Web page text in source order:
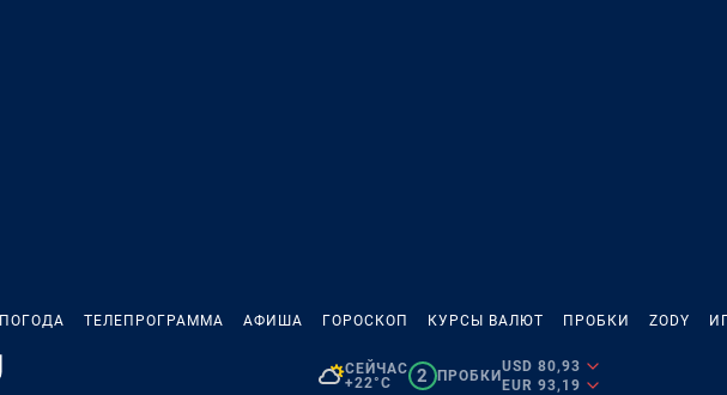
ПОГОДА ТЕЛЕПРОГРАММА АФИША ГОРОСКОП КУРСЫ ВАЛЮТ ПРОБКИ ZODY
СЕЙЧАС
+22°C
2 ПРОБКИ
USD 80,93
EUR 93,19